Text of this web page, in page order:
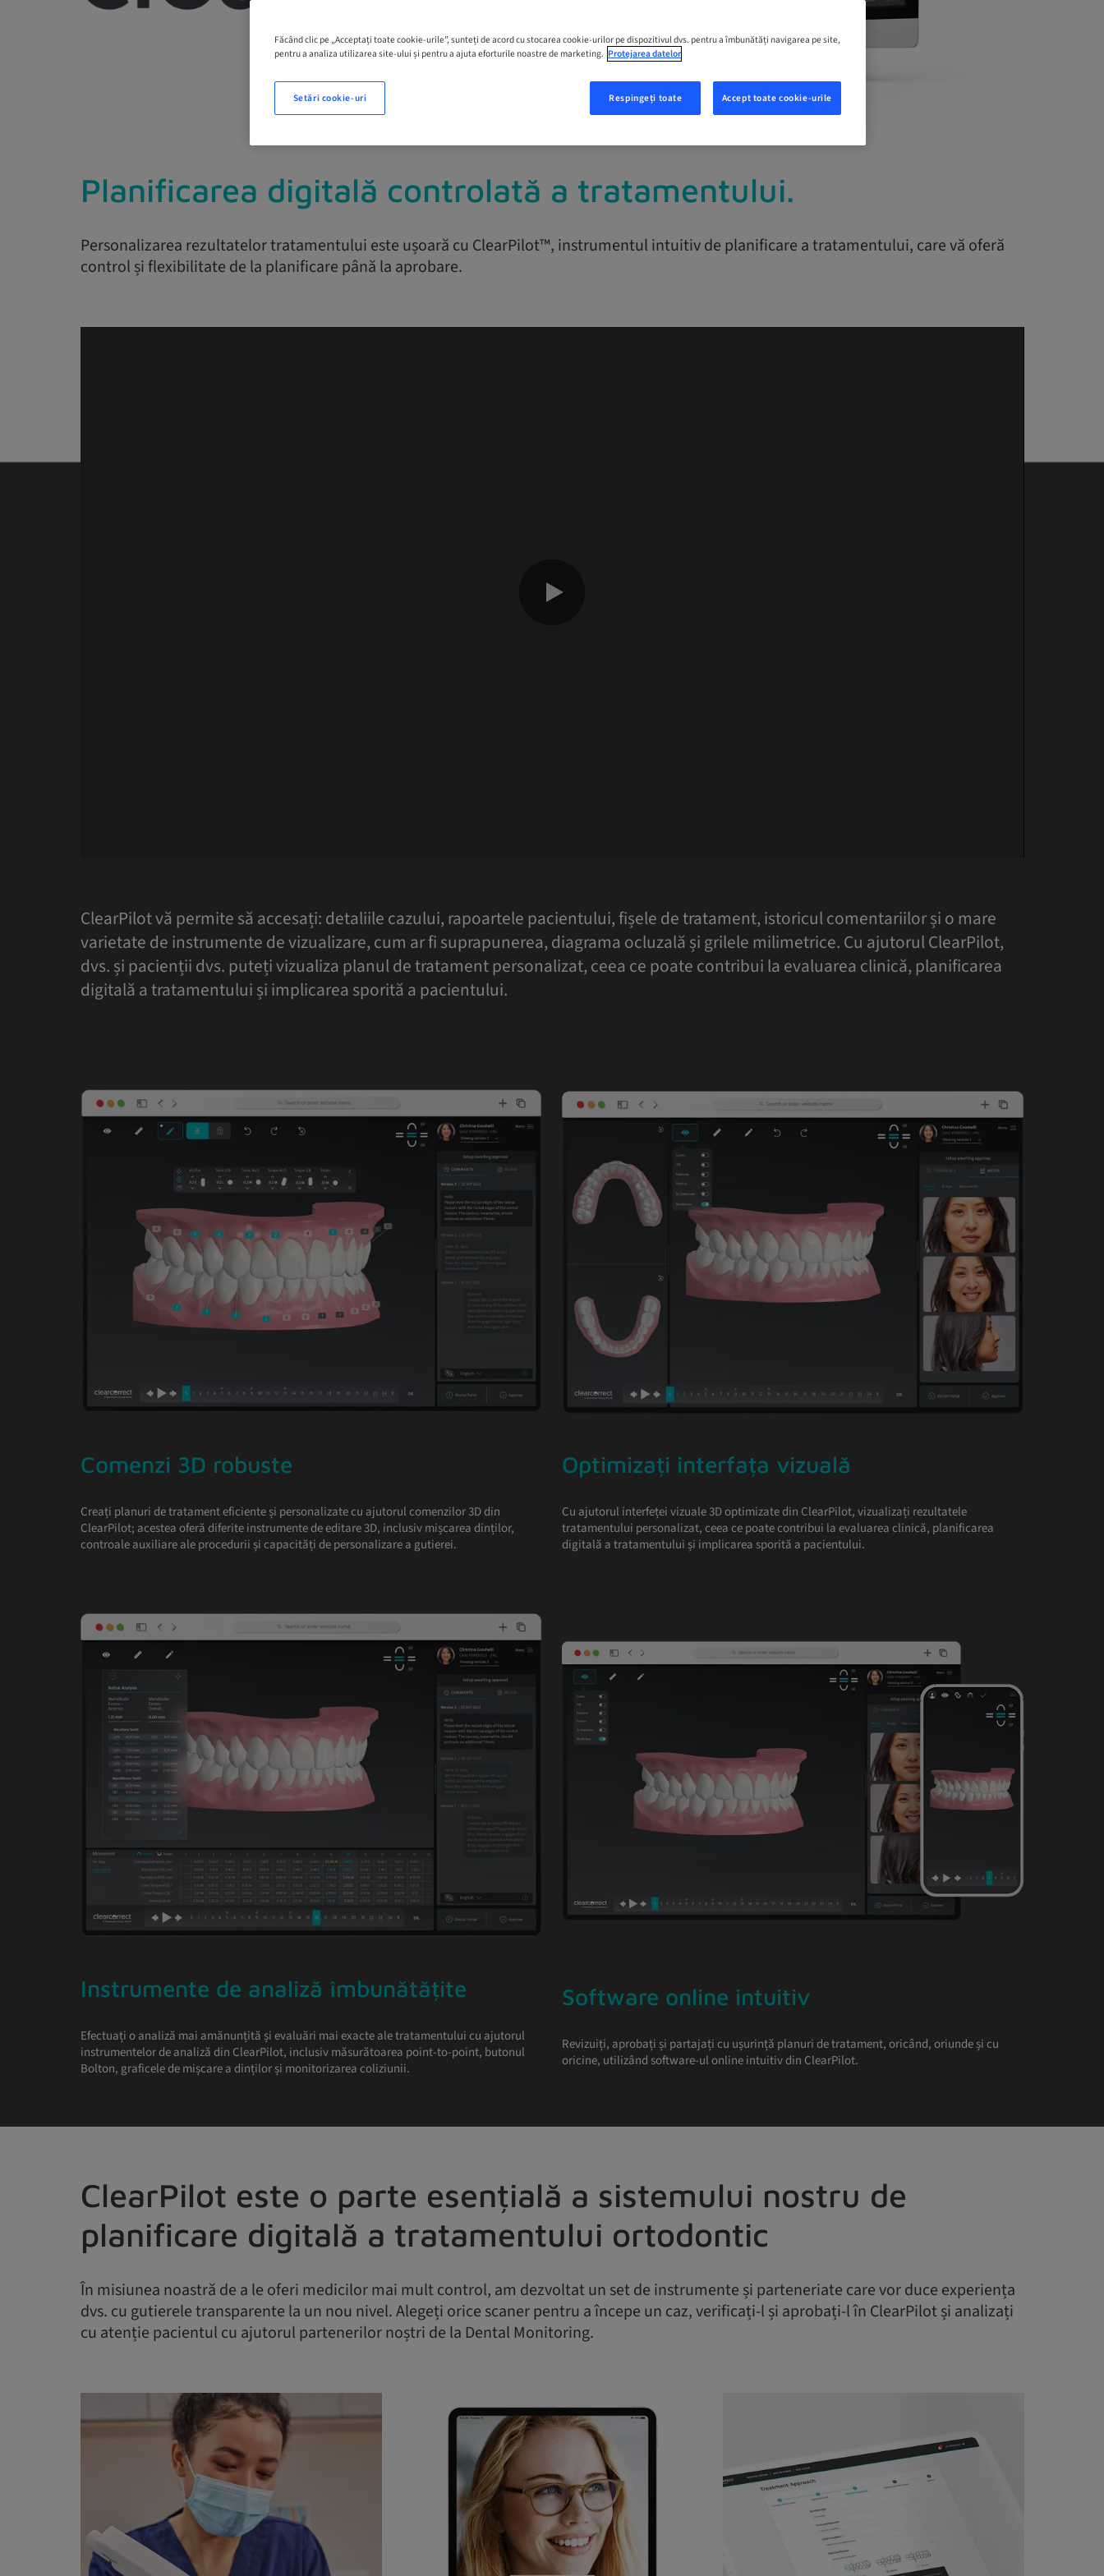
Planificarea digitală controlată a tratamentului.
Personalizarea rezultatelor tratamentului este ușoară cu ClearPilot™, instrumentul intuitiv de planificare a tratamentului, care vă oferă
control și flexibilitate de la planificare până la aprobare.
ClearPilot vă permite să accesați: detaliile cazului, rapoartele pacientului, fișele de tratament, istoricul comentariilor și o mare
varietate de instrumente de vizualizare, cum ar fi suprapunerea, diagrama ocluzală și grilele milimetrice. Cu ajutorul ClearPilot,
dvs. și pacienții dvs. puteți vizualiza planul de tratament personalizat, ceea ce poate contribui la evaluarea clinică, planificarea
digitală a tratamentului și implicarea sporită a pacientului.
Comenzi 3D robuste
Creați planuri de tratament eficiente și personalizate cu ajutorul comenzilor 3D din
ClearPilot; acestea oferă diferite instrumente de editare 3D, inclusiv mișcarea dinților,
controale auxiliare ale procedurii și capacități de personalizare a gutierei.
Optimizați interfața vizuală
Cu ajutorul interfeței vizuale 3D optimizate din ClearPilot, vizualizați rezultatele
tratamentului personalizat, ceea ce poate contribui la evaluarea clinică, planificarea
digitală a tratamentului și implicarea sporită a pacientului.
Instrumente de analiză îmbunătățite
Efectuați o analiză mai amănunțită și evaluări mai exacte ale tratamentului cu ajutorul
instrumentelor de analiză din ClearPilot, inclusiv măsurătoarea point-to-point, butonul
Bolton, graficele de mișcare a dinților și monitorizarea coliziunii.
Software online intuitiv
Revizuiți, aprobați și partajați cu ușurință planuri de tratament, oricând, oriunde și cu
oricine, utilizând software-ul online intuitiv din ClearPilot.
ClearPilot este o parte esențială a sistemului nostru de
planificare digitală a tratamentului ortodontic
În misiunea noastră de a le oferi medicilor mai mult control, am dezvoltat un set de instrumente și parteneriate care vor duce experiența
dvs. cu gutierele transparente la un nou nivel. Alegeți orice scaner pentru a începe un caz, verificați-l și aprobați-l în ClearPilot și analizați
cu atenție pacientul cu ajutorul partenerilor noștri de la Dental Monitoring.
Făcând clic pe „Acceptați toate cookie-urile”, sunteți de acord cu stocarea cookie-urilor pe dispozitivul dvs. pentru a îmbunătăți navigarea pe site,
pentru a analiza utilizarea site-ului și pentru a ajuta eforturile noastre de marketing. Protejarea datelor
Respingeți toate Accept toate cookie-urile
Setări cookie-uri